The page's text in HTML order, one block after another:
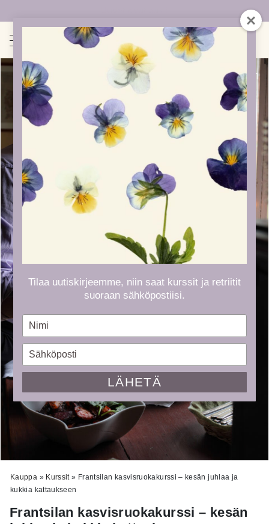
1/ 1
Kauppa » Kurssit» Frantsilan kasvisruokakurssi – kesän juhlaa ja
kukkia kattaukseen
Frantsilan kasvisruokakurssi – kesän
Tilaa uutiskirjeemme, niin saat kurssit ja retriitit
suoraan sähköpostiisi.
Type
name
Type
LÄHETÄ